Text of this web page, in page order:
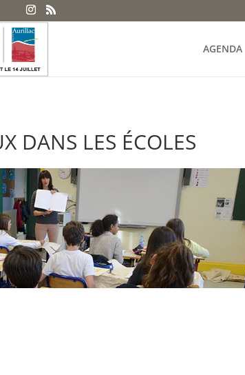
AGENDA
DANS LES ÉCOLES